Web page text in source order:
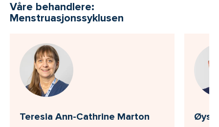
Våre behandlere:
Menstruasjonssyklusen
Teresia Ann-Cathrine Marton